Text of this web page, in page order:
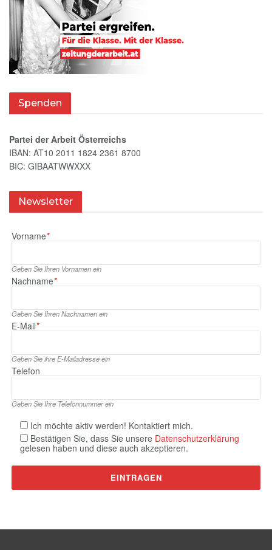
Spenden
Partei der Arbeit Österreichs
IBAN: AT10 2011 1824 2361 8700
BIC: GIBAATWWXXX
Newsletter
Vorname*
Geben Sie Ihren Vornamen ein
Nachname*
Geben Sie Ihren Nachnamen ein
E‑Mail*
Geben Sie ihre E‑Mailadresse ein
Telefon
Geben Sie Ihre Telefonnummer ein
Ich möchte aktiv werden! Kontaktiert mich.
Bestätigen Sie, dass Sie unsere Datenschutzerklärung
gelesen haben und diese auch akzeptieren.